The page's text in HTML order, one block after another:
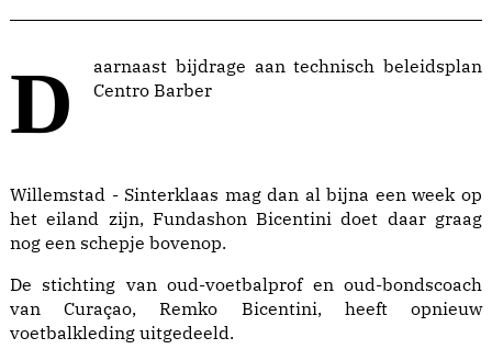
Daarnaast bijdrage aan technisch beleidsplan Centro Barber
Willemstad - Sinterklaas mag dan al bijna een week op
het eiland zijn, Fundashon Bicentini doet daar graag
nog een schepje bovenop.
De stichting van oud-voetbalprof en oud-bondscoach
van Curaçao, Remko Bicentini, heeft opnieuw
voetbalkleding uitgedeeld.